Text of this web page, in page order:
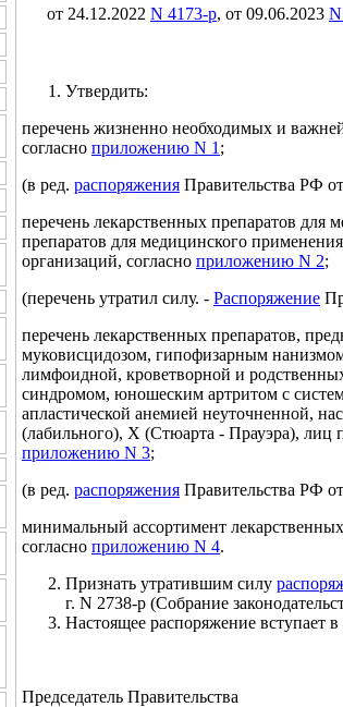
от 24.12.2022 N 4173-р, от 09.06.2023
Утвердить:
перечень жизненно необходимых и
согласно приложению N 1 ;
(в ред. распоряжения Правительства РФ
перечень лекарственных препаратов для
препаратов для медицинского
организаций, согласно приложению N 2;
(перечень утратил силу. - Распоряжение
перечень лекарственных препаратов,
муковисцидозом, гипофизарным
лимфоидной, кроветворной и
синдромом, юношеским артритом с
апластической анемией неуточненной,
(лабильного), X (Стюарта - Прауэра), лиц
приложению N 3;
(в ред. распоряжения Правительства РФ
минимальный ассортимент
согласно приложению N 4.
Признать утратившим силу
г. N 2738-р (Собрание
Настоящее распоряжение вступает в
Председатель Правительства